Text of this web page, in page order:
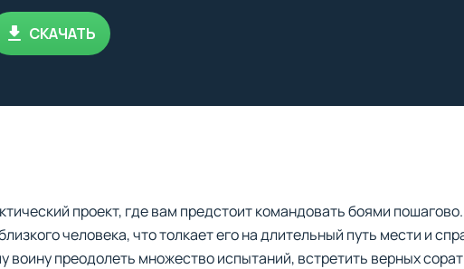
СКАЧАТЬ
проект, где вам предстоит командовать боями
человека, что толкает его на длительный путь мести и
преодолеть множество испытаний, встретить верных